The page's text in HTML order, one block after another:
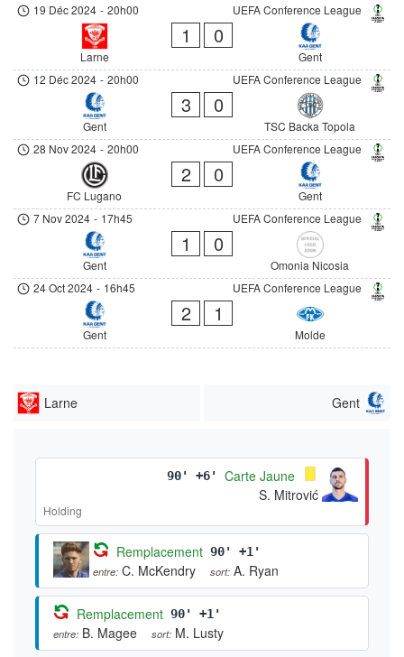
UEFA Conference League
19 Déc 2024 - 20h00
Larne
1 0
Gent
UEFA Conference League
12 Déc 2024 - 20h00
Gent
3 0
TSC Backa Topola
UEFA Conference League
28 Nov 2024 - 20h00
FC Lugano
2 0
Gent
UEFA Conference League
7 Nov 2024 - 17h45
Gent
1 0
Omonia Nicosia
UEFA Conference League
24 Oct 2024 - 16h45
Gent
2 1
Molde
Larne Gent
90' +6'
Carte Jaune
S. Mitrović
Holding
Remplacement 90' +1'
entre: C. McKendry sort: A. Ryan
Remplacement 90' +1'
entre: B. Magee sort: M. Lusty